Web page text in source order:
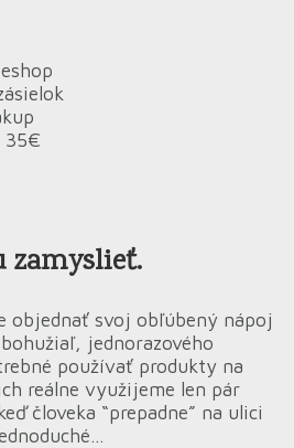
35€
zamyslieť.
objednať svoj obľúbený nápoj
jednorazového
používať produkty na
reálne využijeme len pár
človeka “prepadne” na ulici